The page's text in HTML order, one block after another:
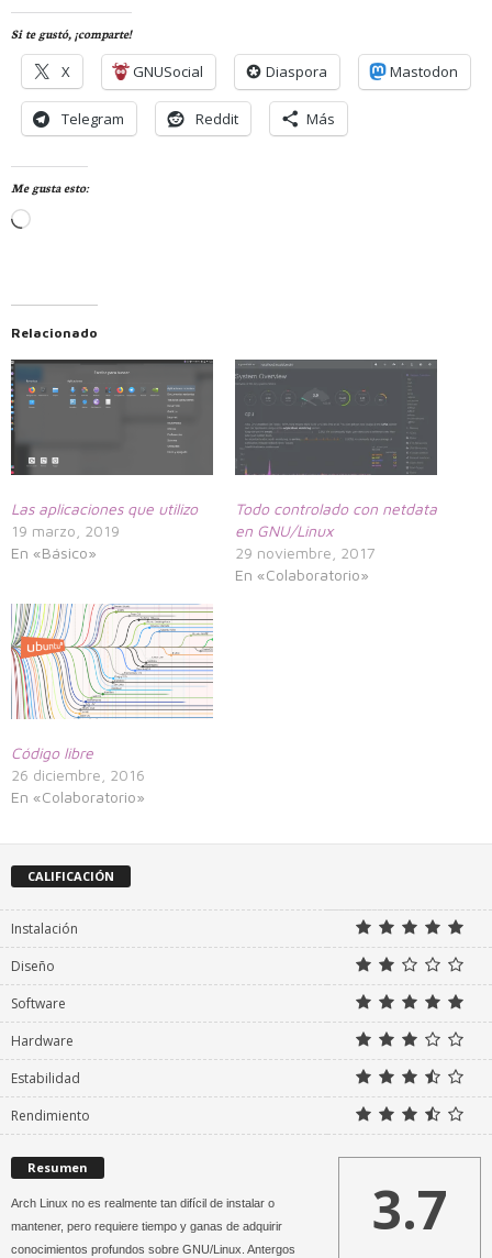
Si te gustó, ¡comparte!
X GNUSocial Diaspora Mastodon
Telegram Reddit Más
Me gusta esto:
Cargando...
Relacionado
Las aplicaciones que utilizo
19 marzo, 2019
En «Básico»
Todo controlado con netdata
en GNU/Linux
29 noviembre, 2017
En «Colaboratorio»
Código libre
26 diciembre, 2016
En «Colaboratorio»
CALIFICACIÓN
Instalación
Diseño
Software
Hardware
Estabilidad
Rendimiento
Resumen
Arch Linux no es realmente tan difícil de instalar o
mantener, pero requiere tiempo y ganas de adquirir
conocimientos profundos sobre GNU/Linux. Antergos
3.7